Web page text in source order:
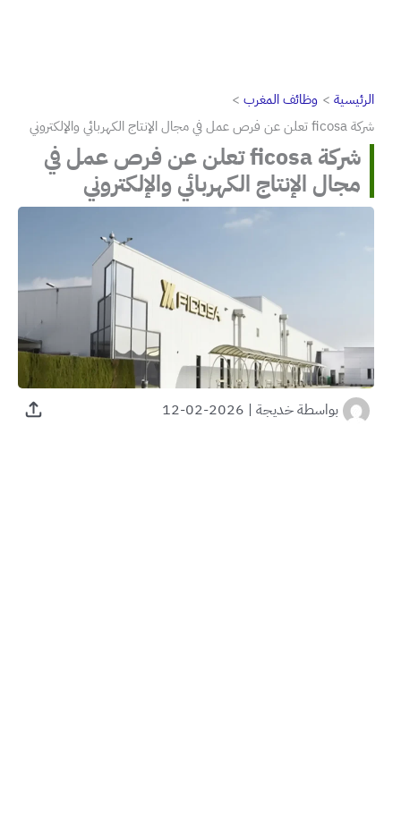
الرئيسية
وظائف المغرب
شركة ficosa تعلن عن فرص عمل في مجال الإنتاج الكهربائي والإلكتروني
شركة ficosa تعلن عن فرص عمل في
مجال الإنتاج الكهربائي والإلكتروني
بواسطةخديجة |
2026-02-12